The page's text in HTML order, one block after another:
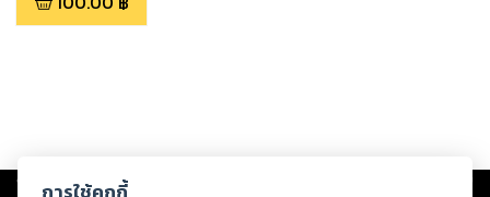
Copyright © 2026